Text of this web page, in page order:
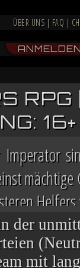
ÜBER UNS | FAQ |
Imperator
Welten,
der
mit